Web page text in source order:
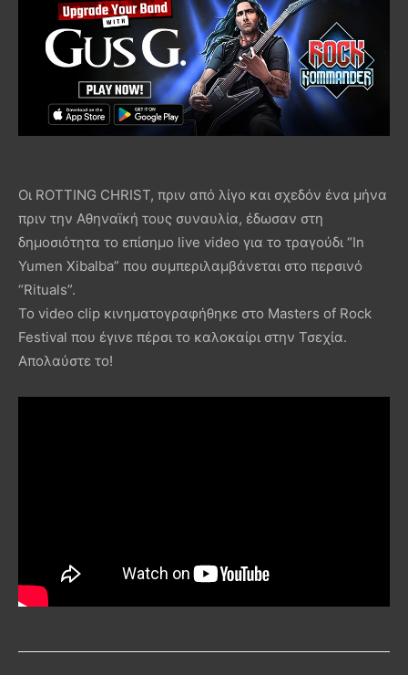
Οι ROTTING CHRIST, πριν από λίγο και σχεδόν ένα μήνα
πριν την Αθηναϊκή τους συναυλία, έδωσαν στη
δημοσιότητα το επίσημο live video για το τραγούδι “In
Yumen Xibalba” που συμπεριλαμβάνεται στο περσινό
“Rituals”.
To video clip κινηματογραφήθηκε στο Masters of Rock
Festival που έγινε πέρσι το καλοκαίρι στην Τσεχία.
Απολαύστε το!